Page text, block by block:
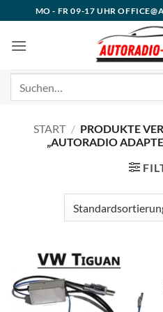
Inhalt
springen
MO - FR 09-17 UHR
START / PRODUKTE
„AUTORADIO